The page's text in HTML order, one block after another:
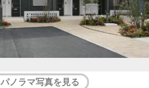
パノラマ写真を見る